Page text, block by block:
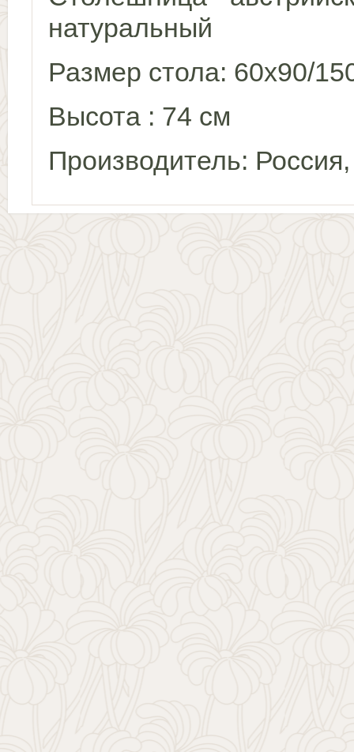
натуральный
Размер стола: 60x90/
Высота : 74 см
Производитель: